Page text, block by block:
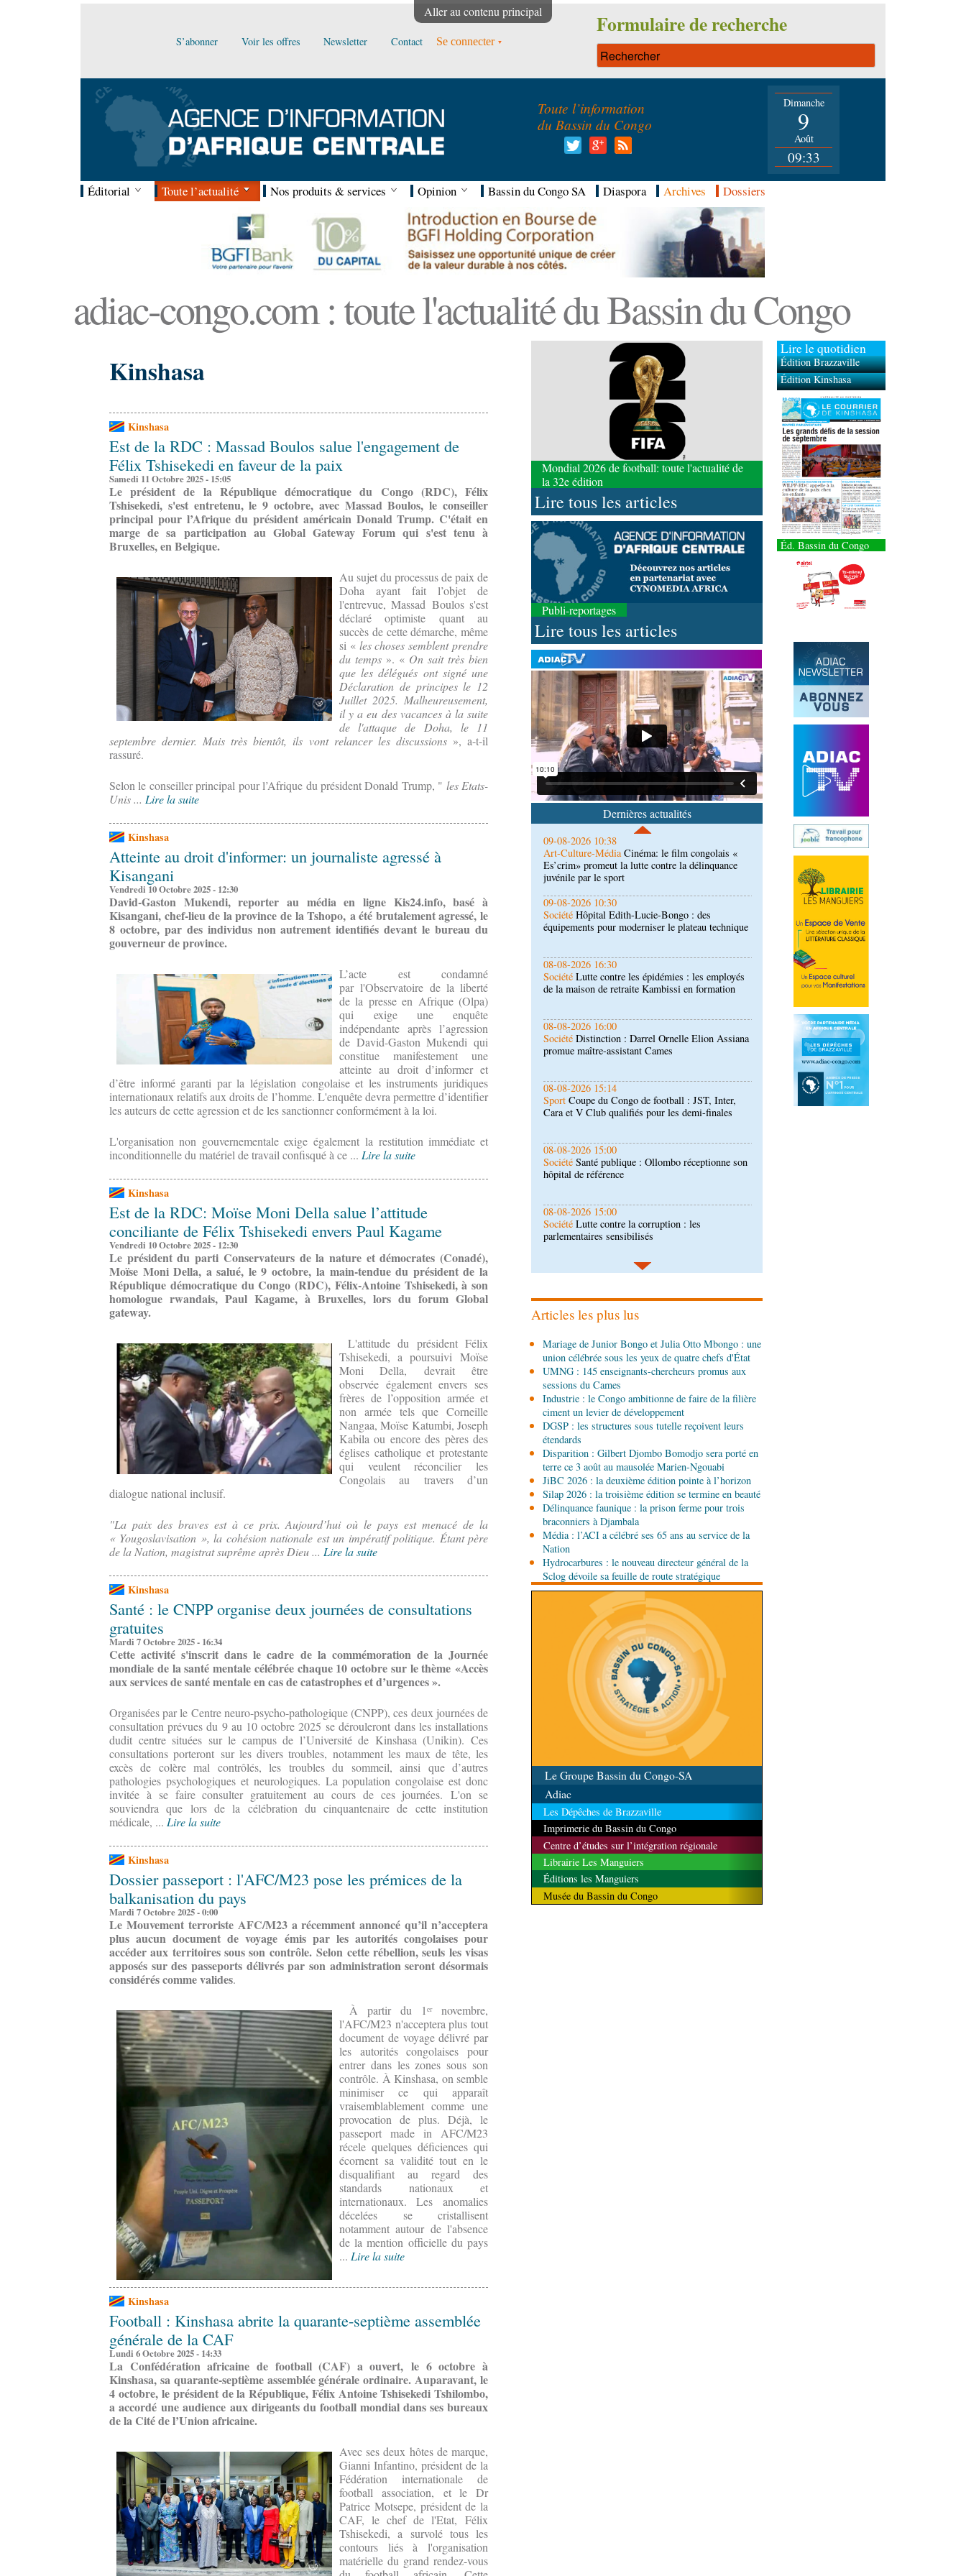
Aller au contenu principal
S’abonner Voir les offres Newsletter Contact Se connecter
Formulaire de recherche
Toute l’information
du Bassin du Congo
Dimanche
9
Août
09:33
Éditorial Toute l’actualité Nos produits & services Opinion Bassin du Congo SA Diaspora Archives Dossiers
adiac-congo.com : toute l'actualité du Bassin du Congo
Kinshasa
Kinshasa
Est de la RDC : Massad Boulos salue l'engagement de
Félix Tshisekedi en faveur de la paix
Samedi 11 Octobre 2025 - 15:05
Le président de la République démocratique du Congo (RDC), Félix
Tshisekedi, s'est entretenu, le 9 octobre, avec Massad Boulos, le conseiller
principal pour l’Afrique du président américain Donald Trump. C'était en
marge de sa participation au Global Gateway Forum qui s'est tenu à
Bruxelles, en Belgique.
Au sujet du processus de paix de
Doha ayant fait l’objet de
l'entrevue, Massad Boulos s'est
déclaré optimiste quant au
succès de cette démarche, même
si «les choses semblent prendre
du temps ». « On sait très bien
que les délégués ont signé une
Déclaration de principes le 12
Juillet 2025. Malheureusement,
il y a eu des vacances à la suite
de l'attaque de Doha, le 11
septembre dernier. Mais très bientôt, ils vont relancer les discussions», a-t-il
rassuré.
Selon le conseiller principal pour l’Afrique du président Donald Trump, " les Etats-
Unis ... Lire la suite
Kinshasa
Atteinte au droit d'informer: un journaliste agressé à
Kisangani
Vendredi 10 Octobre 2025 - 12:30
David-Gaston Mukendi, reporter au média en ligne Kis24.info, basé à
Kisangani, chef-lieu de la province de la Tshopo, a été brutalement agressé, le
8 octobre, par des individus non autrement identifiés devant le bureau du
gouverneur de province.
L’acte est condamné
par l'Observatoire de la liberté
de la presse en Afrique (Olpa)
qui exige une enquête
indépendante après l’agression
de David-Gaston Mukendi qui
constitue manifestement une
atteinte au droit d’informer et
d’être informé garanti par la législation congolaise et les instruments juridiques
internationaux relatifs aux droits de l’homme. L'enquête devra permettre d’identifier
les auteurs de cette agression et de les sanctionner conformément à la loi.
L'organisation non gouvernementale exige également la restitution immédiate et
inconditionnelle du matériel de travail confisqué à ce ... Lire la suite
Kinshasa
Est de la RDC: Moïse Moni Della salue l’attitude
conciliante de Félix Tshisekedi envers Paul Kagame
Vendredi 10 Octobre 2025 - 12:30
Le président du parti Conservateurs de la nature et démocrates (Conadé),
Moïse Moni Della, a salué, le 9 octobre, la main-tendue du président de la
République démocratique du Congo (RDC), Félix-Antoine Tshisekedi, à son
homologue rwandais, Paul Kagame, à Bruxelles, lors du forum Global
gateway.
L'attitude du président Félix
Tshisekedi, a poursuivi Moïse
Moni Della, devrait être
observée également envers ses
frères de l’opposition armée et
non armée tels que Corneille
Nangaa, Moïse Katumbi, Joseph
Kabila ou encore des pères des
églises catholique et protestante
qui veulent réconcilier les
Congolais au travers d’un
dialogue national inclusif.
"La paix des braves est à ce prix. Aujourd’hui où le pays est menacé de la
« Yougoslavisation », la cohésion nationale est un impératif politique. Étant père
de la Nation, magistrat suprême après Dieu ... Lire la suite
Kinshasa
Santé : le CNPP organise deux journées de consultations
gratuites
Mardi 7 Octobre 2025 - 16:34
Cette activité s'inscrit dans le cadre de la commémoration de la Journée
mondiale de la santé mentale célébrée chaque 10 octobre sur le thème «Accès
aux services de santé mentale en cas de catastrophes et d’urgences ».
Organisées par le Centre neuro-psycho-pathologique (CNPP), ces deux journées de
consultation prévues du 9 au 10 octobre 2025 se dérouleront dans les installations
dudit centre situées sur le campus de l’Université de Kinshasa (Unikin). Ces
consultations porteront sur les divers troubles, notamment les maux de tête, les
excès de colère mal contrôlés, les troubles du sommeil, ainsi que d’autres
pathologies psychologiques et neurologiques. La population congolaise est donc
invitée à se faire consulter gratuitement au cours de ces journées. L'on se
souviendra que lors de la célébration du cinquantenaire de cette institution
médicale, ... Lire la suite
Kinshasa
Dossier passeport : l'AFC/M23 pose les prémices de la
balkanisation du pays
Mardi 7 Octobre 2025 - 0:00
Le Mouvement terroriste AFC/M23 a récemment annoncé qu’il n’acceptera
plus aucun document de voyage émis par les autorités congolaises pour
accéder aux territoires sous son contrôle. Selon cette rébellion, seuls les visas
apposés sur des passeports délivrés par son administration seront désormais
considérés comme valides.
À partir du 1ᵉʳ novembre,
l'AFC/M23 n'acceptera plus tout
document de voyage délivré par
les autorités congolaises pour
entrer dans les zones sous son
contrôle. À Kinshasa, on semble
minimiser ce qui apparaît
vraisemblablement comme une
provocation de plus. Déjà, le
passeport made in AFC/M23
récele quelques déficiences qui
écornent sa validité tout en le
disqualifiant au regard des
standards nationaux et
internationaux. Les anomalies
décelées se cristallisent
notamment autour de l'absence
de la mention officielle du pays
... Lire la suite
Kinshasa
Football : Kinshasa abrite la quarante-septième assemblée
générale de la CAF
Lundi 6 Octobre 2025 - 14:33
La Confédération africaine de football (CAF) a ouvert, le 6 octobre à
Kinshasa, sa quarante-septième assemblée générale ordinaire. Auparavant, le
4 octobre, le président de la République, Félix Antoine Tshisekedi Tshilombo,
a accordé une audience aux dirigeants du football mondial dans ses bureaux
de la Cité de l’Union africaine.
Avec ses deux hôtes de marque,
Gianni Infantino, président de la
Fédération internationale de
football association, et le Dr
Patrice Motsepe, président de la
CAF, le chef de l'Etat, Félix
Tshisekedi, a survolé tous les
contours liés à l'organisation
matérielle du grand rendez-vous
Mondial 2026 de football: toute l'actualité de
la 32e édition
Lire tous les articles
Publi-reportages
Lire tous les articles
Dernières actualités
09-08-2026 10:53
Afrique-MondeAutonomisation des femmes : une
soirée de gala organisée en Angola en faveur de
l’Opdad
09-08-2026 10:38
Es’crim» promeut la lutte contre la délinquance
juvénile par le sport
09-08-2026 10:30
SociétéHôpital Edith-Lucie-Bongo : des
équipements pour moderniser le plateau technique
08-08-2026 16:30
Société Lutte contre les épidémies : les employés
de la maison de retraite Kambissi en formation
08-08-2026 16:00
Société Distinction : Darrel Ornelle Elion Assiana
promue maître-assistant Cames
08-08-2026 15:14
SportCoupe du Congo de football : JST, Inter,
Cara et V Club qualifiés pour les demi-finales
08-08-2026 15:00
SociétéSanté publique : Ollombo réceptionne son
hôpital de référence
08-08-2026 15:00
Société Lutte contre la corruption : les
parlementaires sensibilisés
08-08-2026 14:30
Art-Culture-MédiaConcours de musique "Talents
+" : la liste des participants publiée
08-08-2026 01:25
l'utilisation d'un logiciel d'évaluation des
émissions
Afrique-MondeCongo-Mali : les deux pays
envisagent le renforcement de leur coopération
agricole
08-08-2026 01:13
ÉconomieMarché boursier : la Banque postale du
Congo officialise son entrée à la BVMAC
08-08-2026 01:00
Société Accélération du développement: la
République du Congo mise sur sa diaspora
08-08-2026 00:45
PolitiqueDébat d’orientation budgétaire: le
gouvernement présente sa politique économique et
sociale 2027-2029 au Parlement
08-08-2026 00:30
SociétéAssainissement et développement local :
les Nations unies réitèrent leur soutien au Congo
Articles les plus lus
Mariage de Junior Bongo et Julia Otto Mbongo : une
union célébrée sous les yeux de quatre chefs d'État
UMNG : 145 enseignants-chercheurs promus aux
sessions du Cames
Industrie : le Congo ambitionne de faire de la filière
ciment un levier de développement
DGSP : les structures sous tutelle reçoivent leurs
étendards
Disparition : Gilbert Djombo Bomodjo sera porté en
terre ce 3 août au mausolée Marien-Ngouabi
JiBC 2026 : la deuxième édition pointe à l’horizon
Silap 2026 : la troisième édition se termine en beauté
Délinquance faunique : la prison ferme pour trois
braconniers à Djambala
Média : l’ACI a célébré ses 65 ans au service de la
Nation
Hydrocarbures : le nouveau directeur général de la
Sclog dévoile sa feuille de route stratégique
Le Groupe Bassin du Congo-SA
Adiac
Les Dépêches de Brazzaville
Imprimerie du Bassin du Congo
Centre d’études sur l’intégration régionale
Librairie Les Manguiers
Éditions les Manguiers
Musée du Bassin du Congo
Lire le quotidien
Édition Brazzaville
Édition Kinshasa
Éd. Bassin du Congo